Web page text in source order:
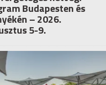
Budapesten és
– 2026.
5-9.